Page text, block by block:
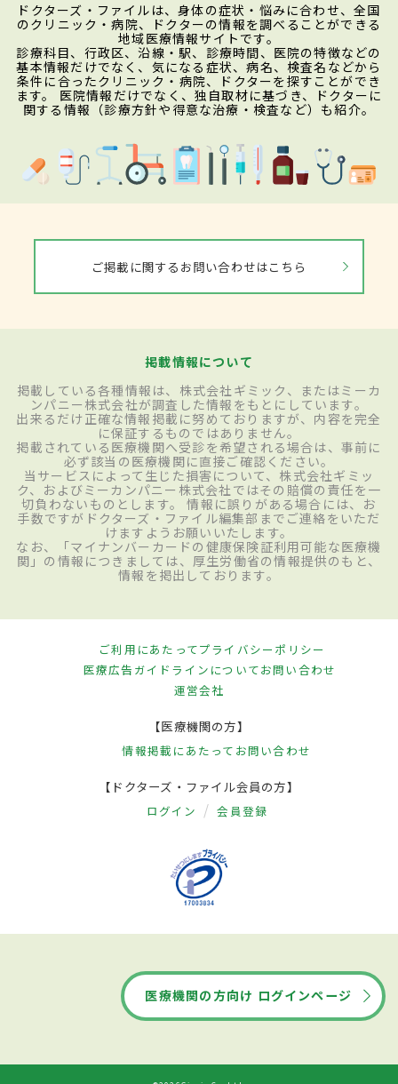
ドクターズ・ファイルは、身体の症状・悩みに合わせ、全国
のクリニック・病院、ドクターの情報を調べることができる
地域医療情報サイトです。
診療科目、行政区、沿線・駅、診療時間、医院の特徴などの
基本情報だけでなく、気になる症状、病名、検査名などから
条件に合ったクリニック・病院、ドクターを探すことができ
ます。 医院情報だけでなく、独自取材に基づき、ドクターに
関する情報（診療方針や得意な治療・検査など）も紹介。
ご掲載に関するお問い合わせはこちら
掲載情報について
掲載している各種情報は、株式会社ギミック、またはミーカ
ンパニー株式会社が調査した情報をもとにしています。
出来るだけ正確な情報掲載に努めておりますが、内容を完全
に保証するものではありません。
掲載されている医療機関へ受診を希望される場合は、事前に
必ず該当の医療機関に直接ご確認ください。
当サービスによって生じた損害について、株式会社ギミッ
ク、およびミーカンパニー株式会社ではその賠償の責任を一
切負わないものとします。 情報に誤りがある場合には、お
手数ですがドクターズ・ファイル編集部までご連絡をいただ
けますようお願いいたします。
なお、「マイナンバーカードの健康保険証利用可能な医療機
関」の情報につきましては、厚生労働省の情報提供のもと、
情報を掲出しております。
ご利用にあたってプライバシーポリシー
医療広告ガイドラインについてお問い合わせ
運営会社
【医療機関の方】
情報掲載にあたって お問い合わせ
【ドクターズ・ファイル会員の方】
ログイン 会員登録
医療機関の方向け ログインページ